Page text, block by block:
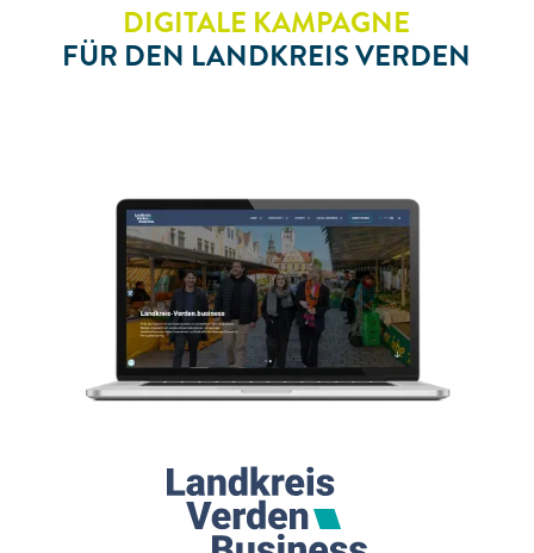
DIGITALE KAMPAGNE
FÜR DEN LANDKREIS VERDEN